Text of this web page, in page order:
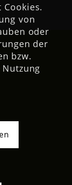
Cookies.
von
oder
der
bzw.